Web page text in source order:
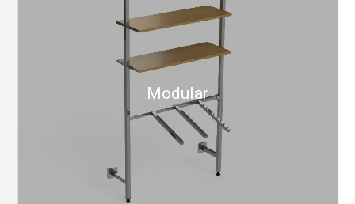
Modular